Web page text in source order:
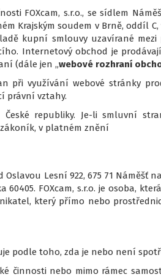
FOXcam, s.r.o., se sídlem
Krajským soudem v Brně, oddíl
kupní smlouvy uzavírané
Internetový obchod je
(dále jen „webové rozhraní
při využívání webové stránky
právní vztahy.
republiky. Je-li smluvní
v platném znění
Lesní 922, 675 71 Náměšť
FOXcam, s.r.o. je osoba,
který přímo nebo
podle toho, zda je nebo není
činnosti nebo mimo rámec